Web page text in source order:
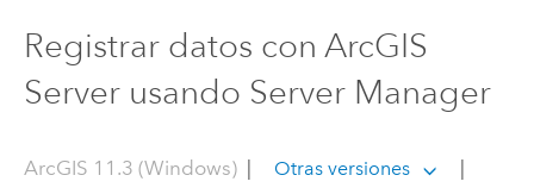
Registrar datos con ArcGIS
Server usando Server Manager
ArcGIS 11.3 (Windows)| Otras versiones
|